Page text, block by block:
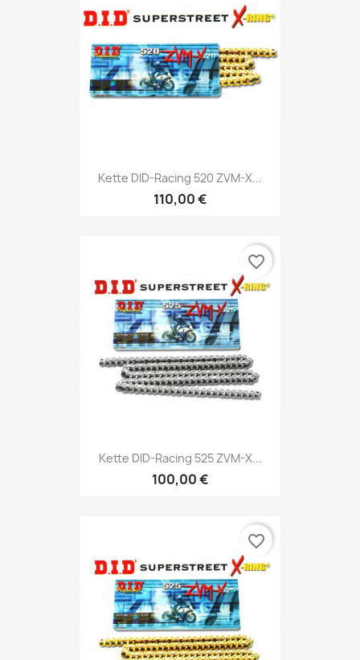
Kette DID-Racing 520 ZVM-X...
110,00 €
Kette DID-Racing 525 ZVM-X...
100,00 €
favorite_border
favorite_border